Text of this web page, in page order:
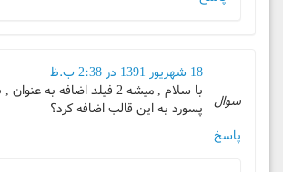
سوال
18 شهریور 1391 در 2:38 ب.ظ
با سلام , میشه 2 فیلد اضافه به
پسورد به این قالب اضافه کرد؟
پاسخ